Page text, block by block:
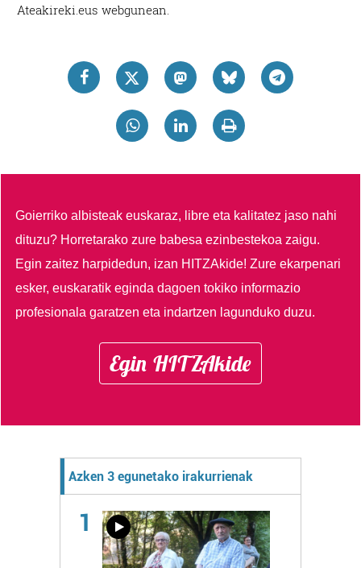
Ateakireki.eus webgunean.
Goierriko albisteak euskaraz, libre eta kalitatez jaso nahi
dituzu? Horretarako zure babesa ezinbestekoa zaigu.
Egin zaitez harpidedun, izan HITZAkide!Zure ekarpenari
esker, euskaratik eginda dagoen tokiko informazio
profesionala garatzen eta indartzen lagunduko duzu.
Egin HITZAkide
Azken 3 egunetako irakurrienak
1